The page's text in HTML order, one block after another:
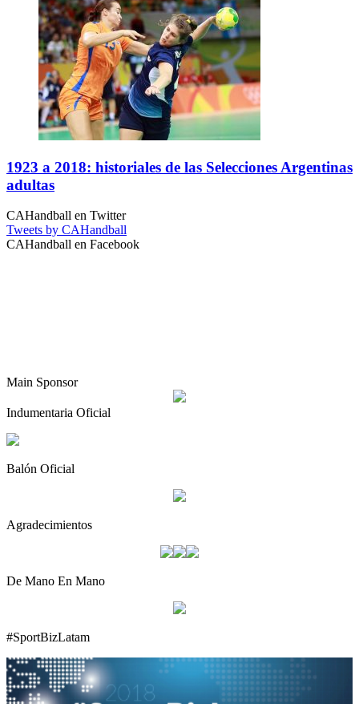
1923 a 2018: historiales de las Selecciones Argentinas
adultas
CAHandball en Twitter
Tweets by CAHandball
CAHandball en Facebook
Main Sponsor
Indumentaria Oficial
Balón Oficial
Agradecimientos
De Mano En Mano
#SportBizLatam